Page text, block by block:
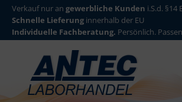
Verkauf nur an gewerbliche Kunden i.S.d. §14
Schnelle Lieferung innerhalb der EU
Individuelle Fachberatung. Persönlich.